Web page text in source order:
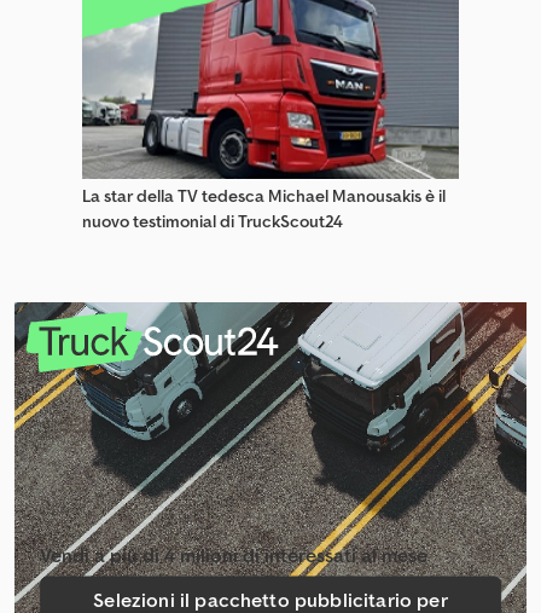
La star della TV tedesca Michael Manousakis è il
nuovo testimonial di TruckScout24
Vendi a più di 4 milioni di interessati al mese
Selezioni il pacchetto pubblicitario per